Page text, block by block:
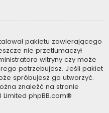
pakietu zawierającego
nie przetłumaczył
witryny czy może
potrzebujesz. Jeśli pakiet
spróbujesz go utworzyć.
znaleźć na stronie
Limited phpBB.com®